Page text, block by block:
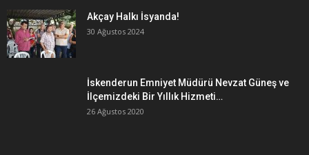
Akçay Halkı İsyanda!
30 Ağustos 2024
İskenderun Emniyet Müdürü Nevzat Güneş ve
İlçemizdeki Bir Yıllık Hizmeti…
26 Ağustos 2020